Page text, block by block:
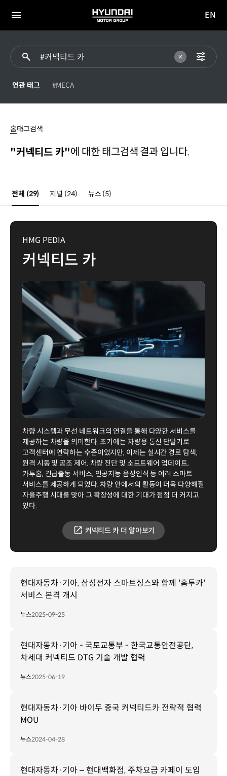
전체
HYUNDAI
MOTOR
이동
EN
연관 태그 #MECA
홈태그검색
"커넥티드 카"에 대한 태그검색 결과 입니다.
전체 (29) 저널 (24) 뉴스 (5)
HMG PEDIA
커넥티드 카
차량 시스템과 무선 네트워크의 연결을 통해 다양한 서비스를
제공하는 차량을 의미한다. 초기에는 차량용 통신 단말기로
고객센터에 연락하는 수준이었지만, 이제는 실시간 경로 탐색,
원격 시동 및 공조 제어, 차량 진단 및 소프트웨어 업데이트,
카투홈, 긴급출동 서비스, 인공지능 음성인식 등 여러 스마트
서비스를 제공하게 되었다. 차량 안에서의 활동이 더욱 다양해질
자율주행 시대를 맞아 그 확장성에 대한 기대가 점점 더 커지고
있다.
커넥티드 카 더 알아보기
현대자동차·기아, 삼성전자 스마트싱스와 함께 '홈투카'
서비스 본격 개시
뉴스2025-09-25
현대자동차·기아 - 국토교통부 - 한국교통안전공단,
차세대 커넥티드 DTG 기술 개발 협력
뉴스2025-06-19
현대자동차·기아­ 바이두 중국 커넥티드카 전략적 협력
MOU
뉴스2024-04-28
현대자동차·기아 – 현대백화점, 주차요금 카페이 도입